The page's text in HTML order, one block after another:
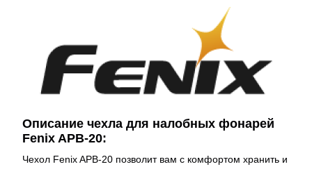
Описание чехла для налобных фонарей
Fenix APB-20:
Чехол Fenix APB-20 позволит вам с комфортом хранить и